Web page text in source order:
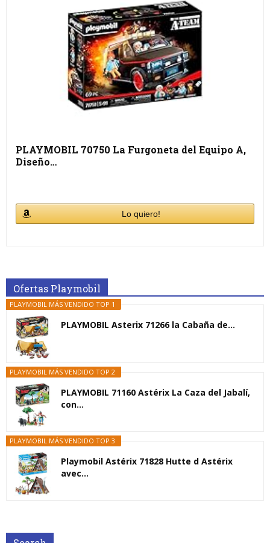
PLAYMOBIL 70750 La Furgoneta del Equipo A,
Diseño…
Lo quiero!
Ofertas Playmobil
PLAYMOBIL MÁS VENDIDO TOP 1
PLAYMOBIL Asterix 71266 la Cabaña de...
PLAYMOBIL MÁS VENDIDO TOP 2
PLAYMOBIL 71160 Astérix La Caza del Jabalí,
con...
PLAYMOBIL MÁS VENDIDO TOP 3
Playmobil Astérix 71828 Hutte d Astérix
avec...